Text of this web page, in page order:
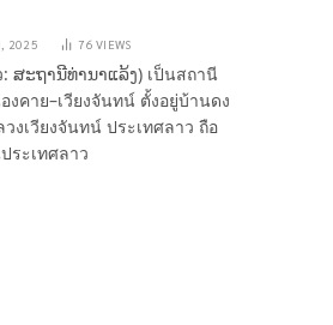
2025 76VIEWS
ສະຖານີທ່ານາແລ້ງ) เป็นสถานี
คาย–เวียงจันทน์ ตั้งอยู่บ้านดง
งเวียงจันทน์ ประเทศลาว ถือ
ระเทศลาว